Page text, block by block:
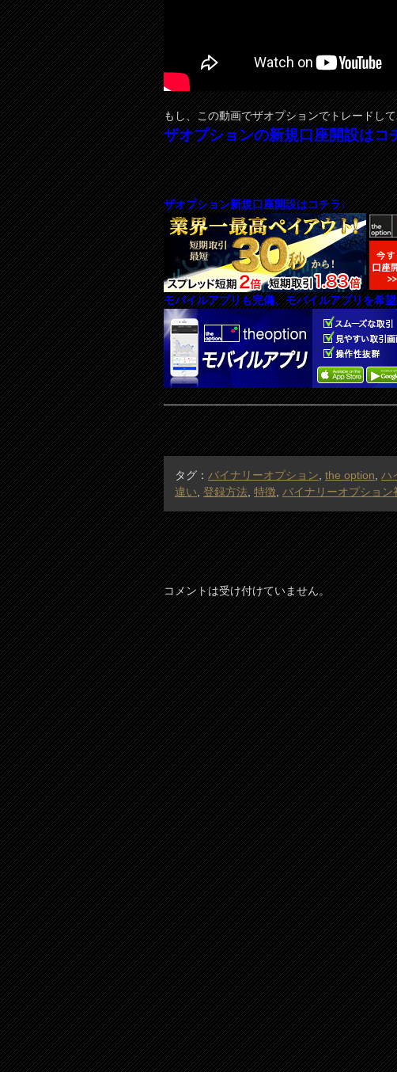
もし、この動画でザオプションでトレードし
ザオプションの新規口座開設はコ
ザオプション新規口座開設はコチラ↓
モバイルアプリも完備、モバイルアプリを希
タグ： バイナリーオプション the option ハ
違い 登録方法 特徴 バイナリーオプション
コメントは受け付けていません。